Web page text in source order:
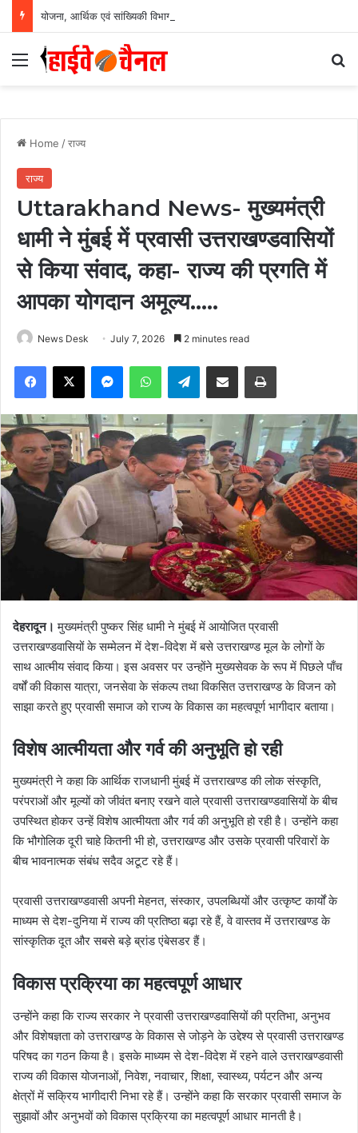
Menu
Home /राज्य
राज्य
Uttarakhand News- मुख्यमंत्री
धामी ने मुंबई में प्रवासी उत्तराखण्डवासियों
से किया संवाद, कहा- राज्य की प्रगति में
आपका योगदान अमूल्य…..
News Desk July 7, 2026 2 minutes read
Facebook
X MessengerWhatsAppTelegramShare via Email Print
देहरादून।मुख्यमंत्री पुष्कर सिंह धामी ने मुंबई में आयोजित प्रवासी
उत्तराखण्डवासियों के सम्मेलन में देश-विदेश में बसे उत्तराखण्ड मूल के लोगों के
साथ आत्मीय संवाद किया। इस अवसर पर उन्होंने मुख्यसेवक के रूप में पिछले पाँच
वर्षों की विकास यात्रा, जनसेवा के संकल्प तथा विकसित उत्तराखण्ड के विजन को
साझा करते हुए प्रवासी समाज को राज्य के विकास का महत्वपूर्ण भागीदार बताया।
विशेष आत्मीयता और गर्व की अनुभूति हो रही
मुख्यमंत्री ने कहा कि आर्थिक राजधानी मुंबई में उत्तराखण्ड की लोक संस्कृति,
परंपराओं और मूल्यों को जीवंत बनाए रखने वाले प्रवासी उत्तराखण्डवासियों के बीच
उपस्थित होकर उन्हें विशेष आत्मीयता और गर्व की अनुभूति हो रही है। उन्होंने कहा
कि भौगोलिक दूरी चाहे कितनी भी हो, उत्तराखण्ड और उसके प्रवासी परिवारों के
बीच भावनात्मक संबंध सदैव अटूट रहे हैं।
प्रवासी उत्तराखण्डवासी अपनी मेहनत, संस्कार, उपलब्धियों और उत्कृष्ट कार्यों के
माध्यम से देश-दुनिया में राज्य की प्रतिष्ठा बढ़ा रहे हैं, वे वास्तव में उत्तराखण्ड के
सांस्कृतिक दूत और सबसे बड़े ब्रांड एंबेसडर हैं।
विकास प्रक्रिया का महत्वपूर्ण आधार
उन्होंने कहा कि राज्य सरकार ने प्रवासी उत्तराखण्डवासियों की प्रतिभा, अनुभव
और विशेषज्ञता को उत्तराखण्ड के विकास से जोड़ने के उद्देश्य से प्रवासी उत्तराखण्ड
परिषद का गठन किया है। इसके माध्यम से देश-विदेश में रहने वाले उत्तराखण्डवासी
राज्य की विकास योजनाओं, निवेश, नवाचार, शिक्षा, स्वास्थ्य, पर्यटन और अन्य
क्षेत्रों में सक्रिय भागीदारी निभा रहे हैं। उन्होंने कहा कि सरकार प्रवासी समाज के
सुझावों और अनुभवों को विकास प्रक्रिया का महत्वपूर्ण आधार मानती है।